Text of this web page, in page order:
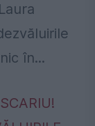
în...